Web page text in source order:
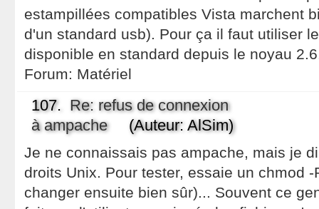
estampillées compatibles Vista marchent
d'un standard usb). Pour ça il faut utiliser
disponible en standard depuis le noyau
Forum: Matériel
107. Re: refus de connexion
à ampache(Auteur: AlSim)
Je ne connaissais pas ampache, mais je
droits Unix. Pour tester, essaie un chmod
changer ensuite bien sûr)... Souvent ce